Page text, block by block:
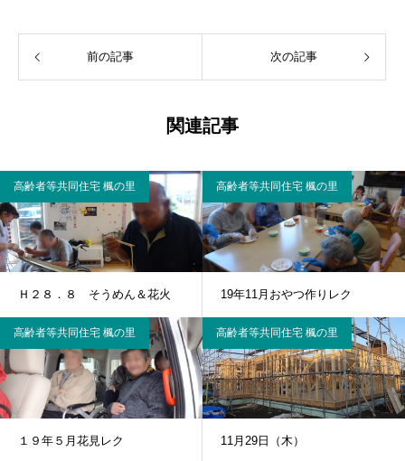
前の記事 次の記事
関連記事
高齢者等共同住宅 楓の里
Ｈ２８．８ そうめん＆花火
高齢者等共同住宅 楓の里
19年11月おやつ作りレク
高齢者等共同住宅 楓の里
１９年５月花見レク
高齢者等共同住宅 楓の里
11月29日（木）